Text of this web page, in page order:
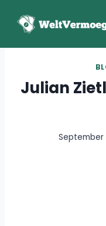
Inhalt
Julian
September